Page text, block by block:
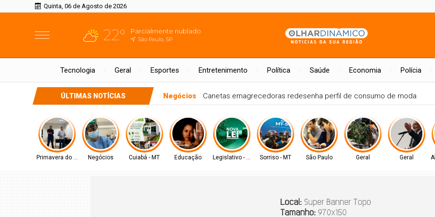
Quinta, 06 de Agosto de 2026
22° Parcialmente nublado
São Paulo, SP
Tecnologia Geral Esportes Entretenimento Política Saúde Economia Polícia
ÚLTIMAS NOTÍCIAS
do Corpo de Bombeiros vira réu em caso de assédio sexual
Primavera do Leste Negócios Cuiabá - MT Educação Legislativo - MS Sorriso - MT São Paulo Geral Geral